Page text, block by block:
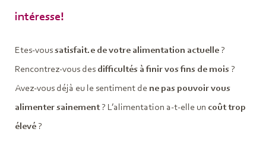
intéresse!
Etes-voussatisfait.e de votre alimentation actuelle ?
Rencontrez-vous des difficultés à finir vos fins de mois ?
Avez-vous déjà eu le sentiment de ne pas pouvoir vous
alimenter sainement? L’alimentation a-t-elle un coût trop
élevé ?